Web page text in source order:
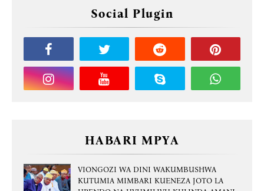
Social Plugin
HABARI MPYA
VIONGOZI WA DINI WAKUMBUSHWA
KUTUMIA MIMBARI KUENEZA JOTO LA